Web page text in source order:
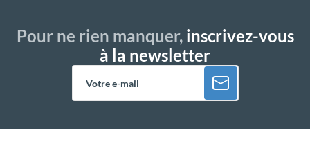
Pour ne rien manquer,inscrivez-vous
à la newsletter